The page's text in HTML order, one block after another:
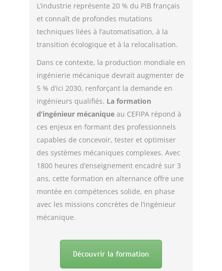
L’industrie représente 20 % du PIB français
et connaît de profondes mutations
techniques liées à l’automatisation, à la
transition écologique et à la relocalisation.
Dans ce contexte, la production mondiale en
ingénierie mécanique devrait augmenter de
5 % d’ici 2030, renforçant la demande en
ingénieurs qualifiés. La formation
d’ingénieur mécanique au CEFIPA répond à
ces enjeux en formant des professionnels
capables de concevoir, tester et optimiser
des systèmes mécaniques complexes. Avec
1800 heures d’enseignement encadré sur 3
ans, cette formation en alternance offre une
montée en compétences solide, en phase
avec les missions concrètes de l’ingénieur
mécanique.
Découvrir la formation